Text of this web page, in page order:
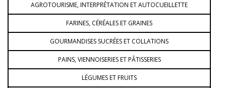
AGROTOURISME, INTERPRÉTATION ET AUTOCUEILLETTE
FARINES, CÉRÉALES ET GRAINES
GOURMANDISES SUCRÉES ET COLLATIONS
PAINS, VIENNOISERIES ET PÂTISSERIES
LÉGUMES ET FRUITS